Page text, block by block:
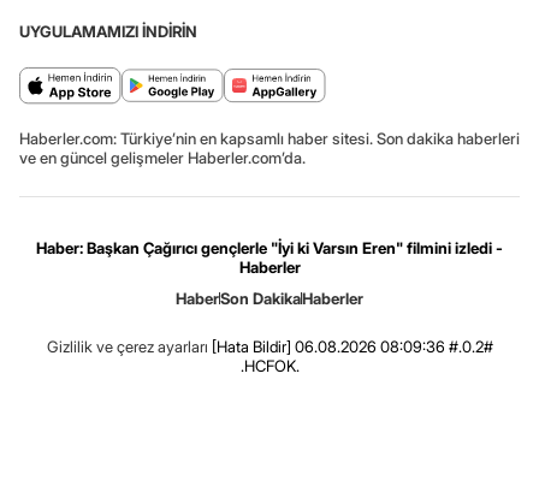
UYGULAMAMIZI İNDİRİN
Haberler.com: Türkiye’nin en kapsamlı haber sitesi. Son dakika haberleri
ve en güncel gelişmeler Haberler.com’da.
Haber: Başkan Çağırıcı gençlerle "İyi ki Varsın Eren" filmini izledi -
Haberler
HaberSon DakikaHaberler
Gizlilik ve çerez ayarları [Hata Bildir] 06.08.2026 08:09:36 #.0.2#
.HCFOK.